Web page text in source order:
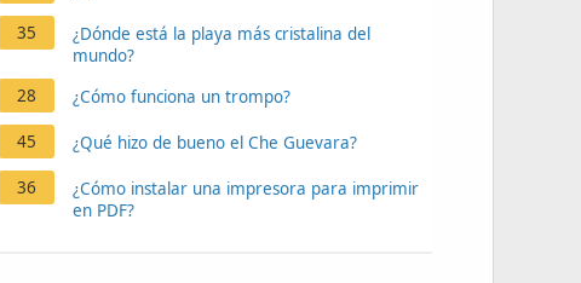
35
¿Dónde está la playa más cristalina del
mundo?
28
¿Cómo funciona un trompo?
45 ¿Qué hizo de bueno el Che Guevara?
36
¿Cómo instalar una impresora para imprimir
en PDF?